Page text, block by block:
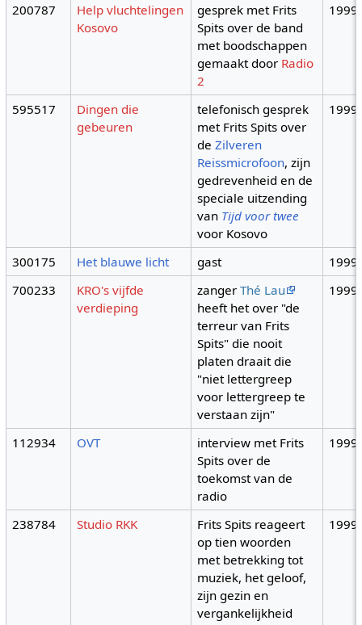
200787
Help vluchtelingen
Kosovo
gesprek met Frits
Spits over de band
met boodschappen
gemaakt door Radio
2
1999
595517
Dingen die
gebeuren
telefonisch gesprek
met Frits Spits over
deZilveren
Reissmicrofoon, zijn
gedrevenheid en de
speciale uitzending
van Tijd voor twee
voor Kosovo
1999
300175 Het blauwe licht gast
1999
700233
KRO's vijfde
verdieping
zangerThé Lau
heeft het over "de
terreur van Frits
Spits" die nooit
platen draait die
"niet lettergreep
voor lettergreep te
verstaan zijn"
1999
112934 OVT
interview met Frits
Spits over de
toekomst van de
radio
1999
238784 Studio RKK
Frits Spits reageert
op tien woorden
met betrekking tot
muziek, het geloof,
zijn gezin en
vergankelijkheid
1999